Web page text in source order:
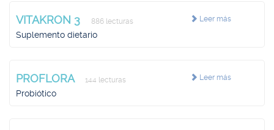
Leer más
VITAKRON 3 886 lecturas
Suplemento dietario
Leer más
PROFLORA 144 lecturas
Probiótico